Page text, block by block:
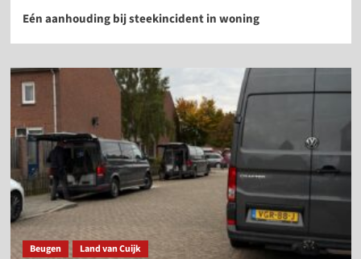
Eén aanhouding bij steekincident in woning
Beugen Land van Cuijk